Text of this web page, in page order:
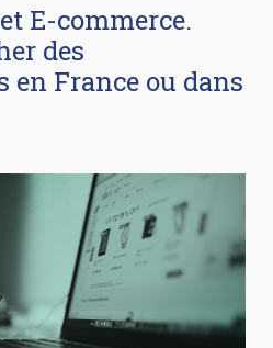
E-commerce.
des
en France ou dans